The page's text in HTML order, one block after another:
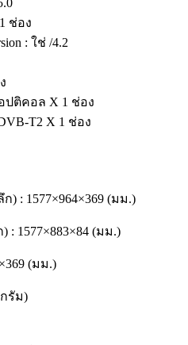
ช่อง
: ใช่ /4.2
ปติคอล X 1 ช่อง
T2 X 1 ช่อง
: 1577×964×369 (มม.)
1577×883×84 (มม.)
(มม.)
รัม)